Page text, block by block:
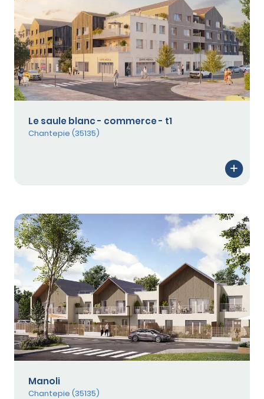
Le saule blanc - commerce - t1
Chantepie (35135)
Manoli
Chantepie (35135)